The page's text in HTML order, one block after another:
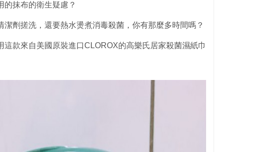
的抹布的衛生疑慮？
潔劑搓洗，還要熱水燙煮消毒殺菌，你有那麼多時間嗎？
這款來自美國原裝進口CLOROX的高樂氏居家殺菌濕紙巾